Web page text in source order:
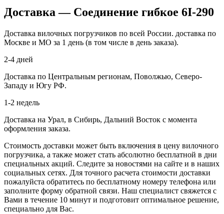
Доставка — Соединение гибкое 6I-290
Доставка вилочных погрузчиков по всей России. доставка по
Москве и МО за 1 день (в том числе в день заказа).
2-4 дней
Доставка по Центральным регионам, Поволжью, Северо-
Западу и Югу РФ.
1-2 недель
Доставка на Урал, в Сибирь, Дальний Восток с момента
оформления заказа.
Стоимость доставки может быть включения в цену вилочного
погрузчика, а также может стать абсолютно бесплатной в дни
специальных акций. Следите за новостями на сайте и в наших
социальных сетях. Для точного расчета стоимости доставки
пожалуйста обратитесь по бесплатному номеру телефона или
заполните форму обратной связи. Наш специалист свяжется с
Вами в течение 10 минут и подготовит оптимальное решение,
специально для Вас.